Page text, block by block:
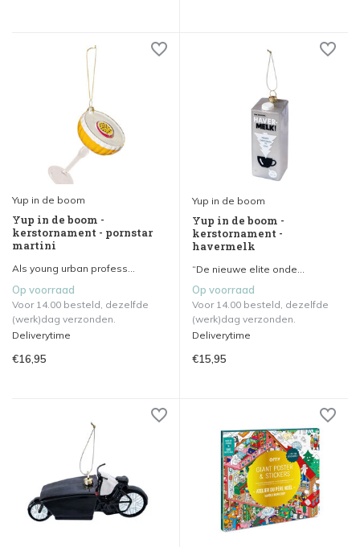
Yup in de boom
Yup in de boom -
kerstornament - pornstar
martini
Als young urban profess...
Op voorraad
Voor 14.00 besteld, dezelfde
(werk)dag verzonden.
Deliverytime
€16,95
Yup in de boom
Yup in de boom -
kerstornament -
havermelk
“De nieuwe elite onde...
Op voorraad
Voor 14.00 besteld, dezelfde
(werk)dag verzonden.
Deliverytime
€15,95